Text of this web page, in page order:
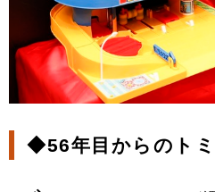
◆56年目からのト